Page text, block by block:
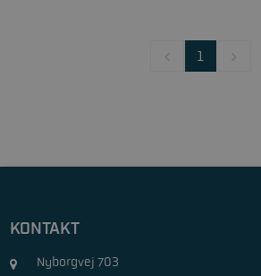
1
KONTAKT
Nyborgvej 703